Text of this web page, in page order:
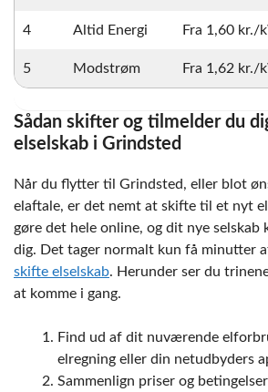
4 Altid Energi Fra 1,60 kr./
5 Modstrøm Fra 1,62 kr./
Sådan skifter og tilmelder du
elselskab i Grindsted
Når du flytter til Grindsted, eller blot
elaftale, er det nemt at skifte til et nyt
gøre det hele online, og dit nye selskab
dig. Det tager normalt kun få minutter
skifte elselskab. Herunder ser du
at komme i gang.
Find ud af dit nuværende
elregning eller din netudbyders
Sammenlign priser og